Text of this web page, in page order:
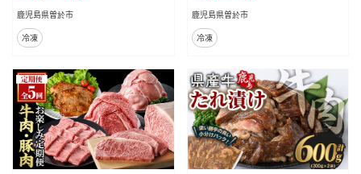
鹿児島県曽於市
冷凍
鹿児島県曽於市
冷凍